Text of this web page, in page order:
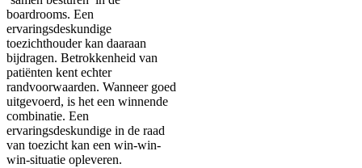
boardrooms. Een
ervaringsdeskundige
toezichthouder kan daaraan
bijdragen. Betrokkenheid van
patiënten kent echter
randvoorwaarden. Wanneer goed
uitgevoerd, is het een winnende
combinatie. Een
ervaringsdeskundige in de raad
van toezicht kan een win-win-
win-situatie opleveren.